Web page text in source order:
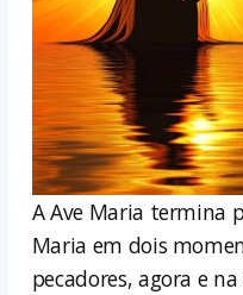
A Ave Maria termina
Maria em dois
pecadores, agora e